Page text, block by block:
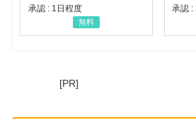
承認 : 1日程度
無料
承認 :
[PR]